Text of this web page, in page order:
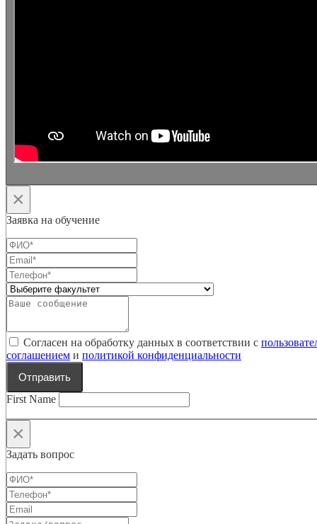
×
Заявка на обучение
Согласен на обработку данных в соответствии с
соглашением и политикой конфиденциальности
Отправить
First Name
×
Задать вопрос